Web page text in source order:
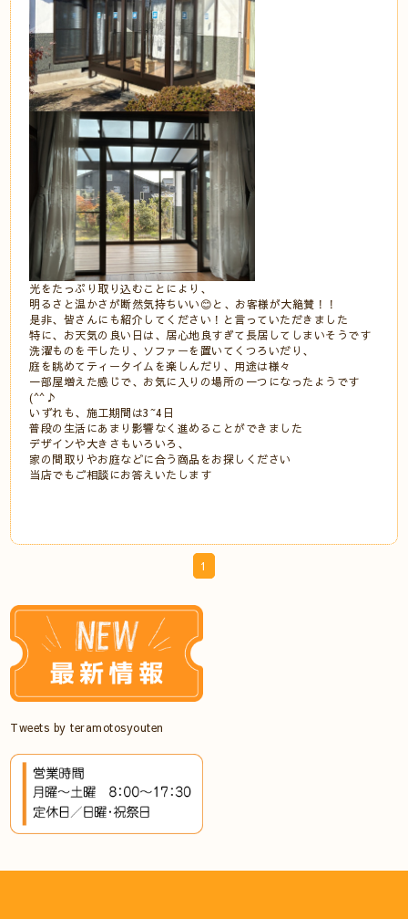
光をたっぷり取り込むことにより、
明るさと温かさが断然気持ちいい😊と、お客様が大絶賛！！
是非、皆さんにも紹介してください！と言っていただきました
特に、お天気の良い日は、居心地良すぎて長居してしまいそうです
洗濯ものを干したり、ソファーを置いてくつろいだり、
庭を眺めてティータイムを楽しんだり、用途は様々
一部屋増えた感じで、お気に入りの場所の一つになったようです
(^^♪
いずれも、施工期間は3~4日
普段の生活にあまり影響なく進めることができました
デザインや大きさもいろいろ、
家の間取りやお庭などに合う商品をお探しください
当店でもご相談にお答えいたします
1
Tweets by teramotosyouten